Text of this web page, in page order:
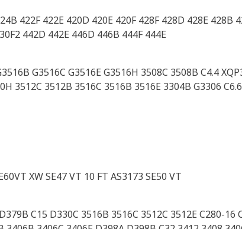
422F 422E 420D 420E 420F 428F 428D 428E 428B
442D 442E 446D 446B 444F 444E
G3516C G3516E G3516H 3508C 3508B C4.4
3512C 3512B 3516C 3516B 3516E 3304B G3306
XW SE47 VT 10 FT AS3173 SE50 VT
C15 D330C 3516B 3516C 3512C 3512E C280-